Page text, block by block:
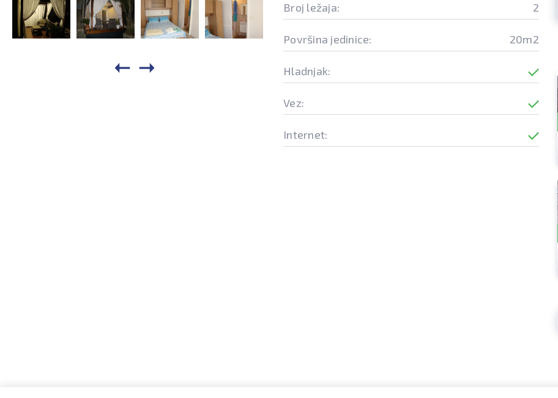
Broj ležaja: 2
Površina jedinice: 20m2
Hladnjak:
Vez:
Internet: